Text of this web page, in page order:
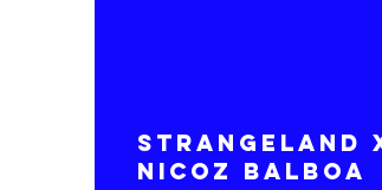
STRANGELAND
NICOZ BALBOA